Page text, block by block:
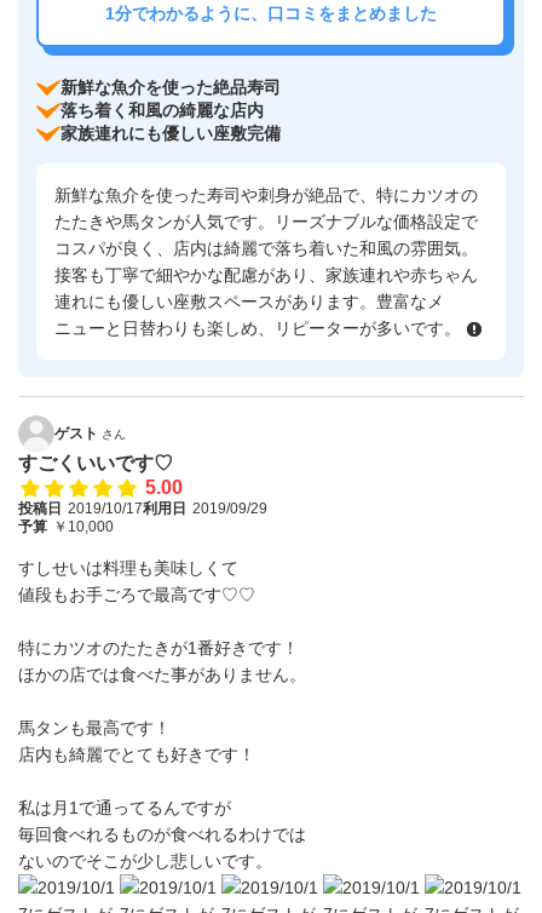
1分でわかるように、口コミをまとめました
新鮮な魚介を使った絶品寿司
落ち着く和風の綺麗な店内
家族連れにも優しい座敷完備
新鮮な魚介を使った寿司や刺身が絶品で、特にカツオの
たたきや馬タンが人気です。リーズナブルな価格設定で
コスパが良く、店内は綺麗で落ち着いた和風の雰囲気。
接客も丁寧で細やかな配慮があり、家族連れや赤ちゃん
連れにも優しい座敷スペースがあります。豊富なメ
ニューと日替わりも楽しめ、リピーターが多いです。
ゲスト さん
すごくいいです♡
5.00
投稿日 2019/10/17利用日 2019/09/29
予算 ￥10,000
すしせいは料理も美味しくて
値段もお手ごろで最高です♡♡
特にカツオのたたきが1番好きです！
ほかの店では食べた事がありません。
馬タンも最高です！
店内も綺麗でとても好きです！
私は月1で通ってるんですが
毎回食べれるものが食べれるわけでは
ないのでそこが少し悲しいです。